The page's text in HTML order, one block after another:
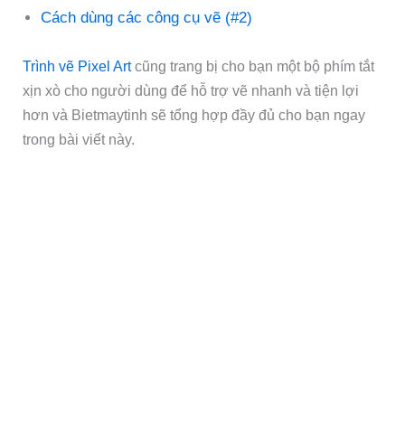
Cách dùng các công cụ vẽ (#2)
Trình vẽ Pixel Artcũng trang bị cho bạn một bộ phím tắt
xịn xò cho người dùng để hỗ trợ vẽ nhanh và tiện lợi
hơn và Bietmaytinh sẽ tổng hợp đầy đủ cho bạn ngay
trong bài viết này.